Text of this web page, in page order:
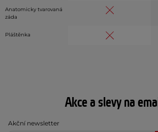
Anatomicky tvarovaná
záda
Pláštěnka
Akce a slevy na
Akční newsletter